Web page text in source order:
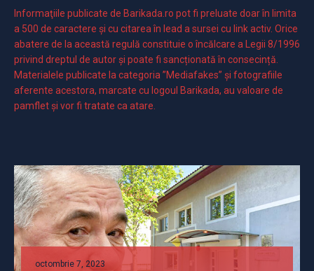
Informaţiile publicate de Barikada.ro pot fi preluate doar în limita
a 500 de caractere şi cu citarea în lead a sursei cu link activ. Orice
abatere de la această regulă constituie o încălcare a Legii 8/1996
privind dreptul de autor și poate fi sancționată în consecință.
Materialele publicate la categoria ”Mediafakes” și fotografiile
aferente acestora, marcate cu logoul Barikada, au valoare de
pamflet și vor fi tratate ca atare.
octombrie 7, 2023